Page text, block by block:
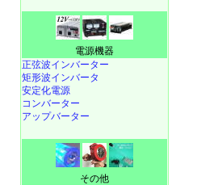
電源機器
正弦波インバーター
矩形波インバータ
安定化電源
コンバーター
アップバーター
その他